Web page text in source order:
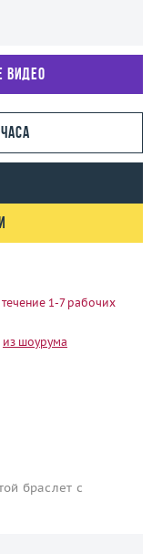
видео
течение 1-7 рабочих
из шоурума
браслет с